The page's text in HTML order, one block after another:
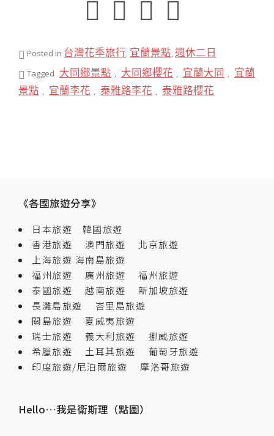
Posted in 台灣花季旅行, 宜蘭景點,週休二日
Tagged 大同鄉景點 , 大同鄉櫻花 , 宜蘭大同 , 宜蘭
景點 , 宜蘭李花 , 泰雅路李花 , 泰雅路櫻花
《各國旅遊分享》
日本旅遊
韓國旅遊
香港旅遊
澳門旅遊
北京旅遊
上海旅遊 海南島旅遊
福州旅遊
廣州旅遊
福州旅遊
泰國旅遊
越南旅遊
新加坡旅遊
長灘島旅遊
峇里島旅遊
關島旅遊
夏威夷旅遊
瑞士旅遊
義大利旅遊
挪威旅遊
希臘旅遊
土耳其旅遊
葡萄牙旅遊
印度旅遊/尼泊爾旅遊
摩洛哥旅遊
Hello…我是衛斯理（點圖）